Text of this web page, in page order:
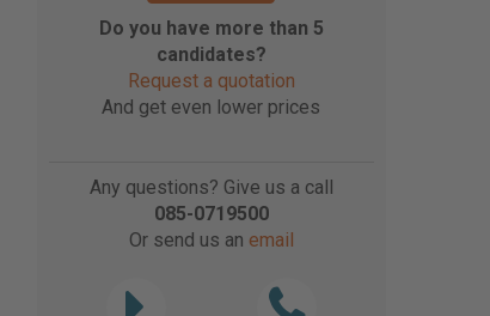
Do you have more than 5
candidates?
Request a quotation
And get even lower prices
Any questions? Give us a call
085-0719500
Or send us an email